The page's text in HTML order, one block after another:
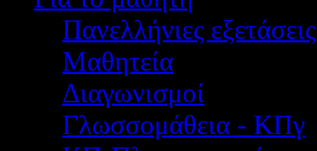
Πανελλήνιες εξετάσεις
Μαθητεία
Διαγωνισμοί
Γλωσσομάθεια - ΚΠγ